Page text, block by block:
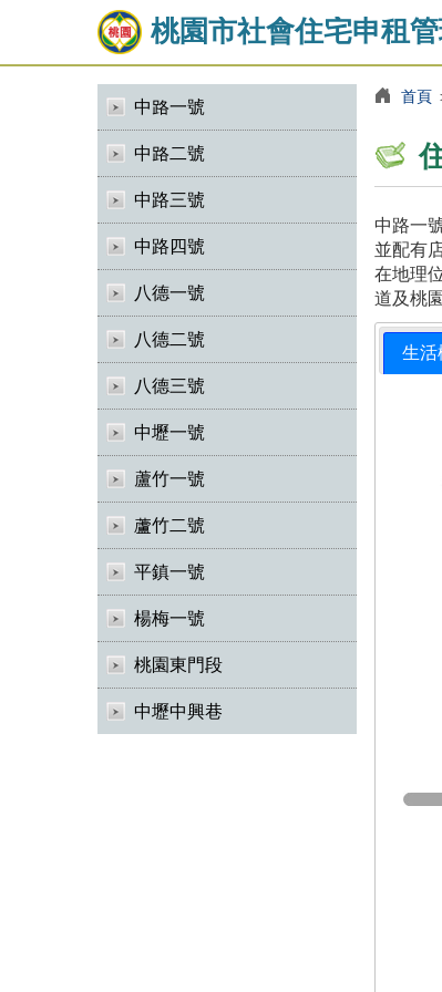
桃園市社會住宅申租
中路一號
中路二號
中路三號
中路四號
八德一號
八德二號
八德三號
中壢一號
蘆竹一號
蘆竹二號
平鎮一號
楊梅一號
桃園東門段
中壢中興巷
首頁
中路一
並配有
在地理
道及桃
生活